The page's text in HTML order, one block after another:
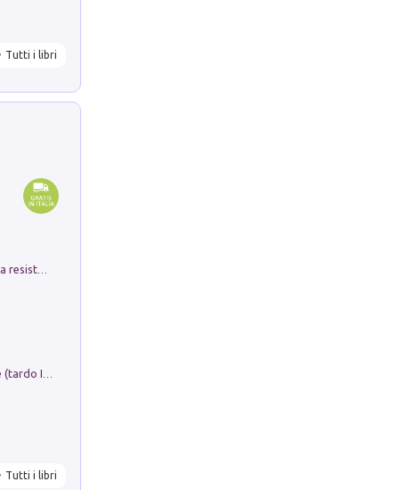
Tutti i libri
Tutti i libri